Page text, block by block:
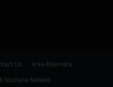
Us
Area Riservata
Siculiana Nelweb